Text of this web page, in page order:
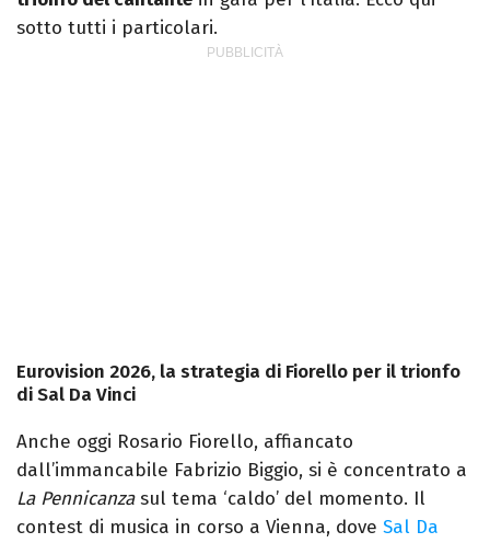
sotto tutti i particolari.
Eurovision 2026, la strategia di Fiorello per il trionfo
di Sal Da Vinci
Anche oggi Rosario Fiorello, affiancato
dall’immancabile Fabrizio Biggio, si è concentrato a
La Pennicanzasul tema ‘caldo’ del momento. Il
contest di musica in corso a Vienna, dove Sal Da